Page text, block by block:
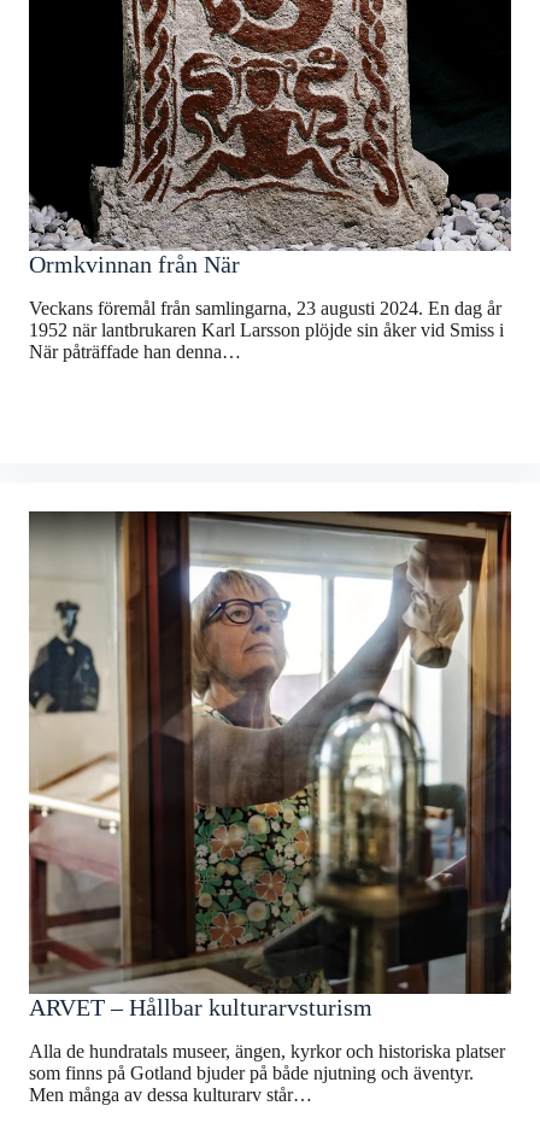
Ormkvinnan från När
Veckans föremål från samlingarna, 23 augusti 2024. En dag år
1952 när lantbrukaren Karl Larsson plöjde sin åker vid Smiss i
När påträffade han denna…
ARVET – Hållbar kulturarvsturism
Alla de hundratals museer, ängen, kyrkor och historiska platser
som finns på Gotland bjuder på både njutning och äventyr.
Men många av dessa kulturarv står…